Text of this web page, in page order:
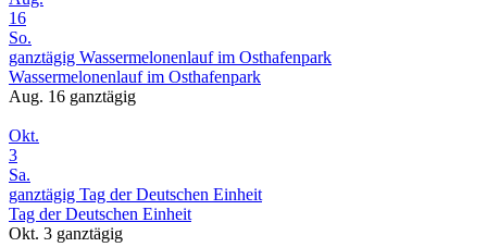
16
So.
ganztägig Wassermelonenlauf im Osthafenpark
Wassermelonenlauf im Osthafenpark
Aug. 16 ganztägig
Okt.
3
Sa.
ganztägig Tag der Deutschen Einheit
Tag der Deutschen Einheit
Okt. 3 ganztägig